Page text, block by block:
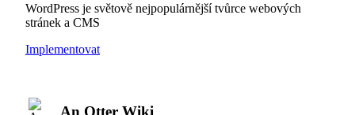
WordPress je světově nejpopulárnější tvůrce webových
stránek a CMS
Implementovat
An Otter Wiki